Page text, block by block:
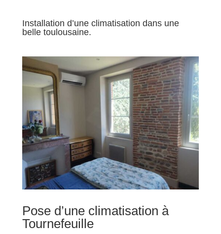
Installation d’une climatisation dans une
belle toulousaine.
Pose d’une climatisation à
Tournefeuille